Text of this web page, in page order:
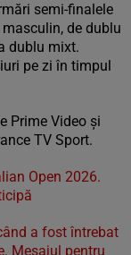
semi-finalele
de dublu
dublu mixt.
pe zi în timpul
Prime Video și
TV Sport.
Open 2026.
a fost întrebat
Mesajul pentru